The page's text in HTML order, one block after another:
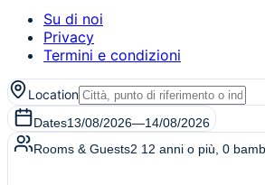
Su di noi
Privacy
Termini e condizioni
Location
Dates13/08/2026—14/08/2026
Rooms & Guests2 12 anni o più 0